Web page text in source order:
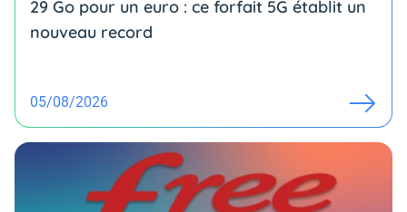
29 Go pour un euro : ce forfait 5G établit un
nouveau record
05/08/2026